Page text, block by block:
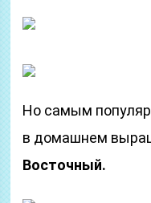
Но самым
в домашнем
Восточный.